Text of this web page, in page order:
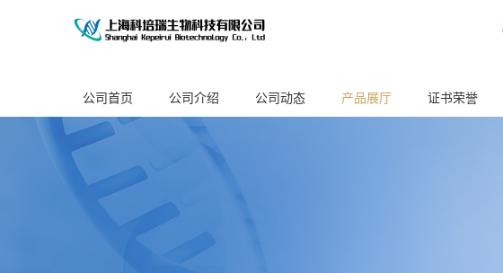
公司首页 公司介绍 公司动态 产品展厅 证书荣誉